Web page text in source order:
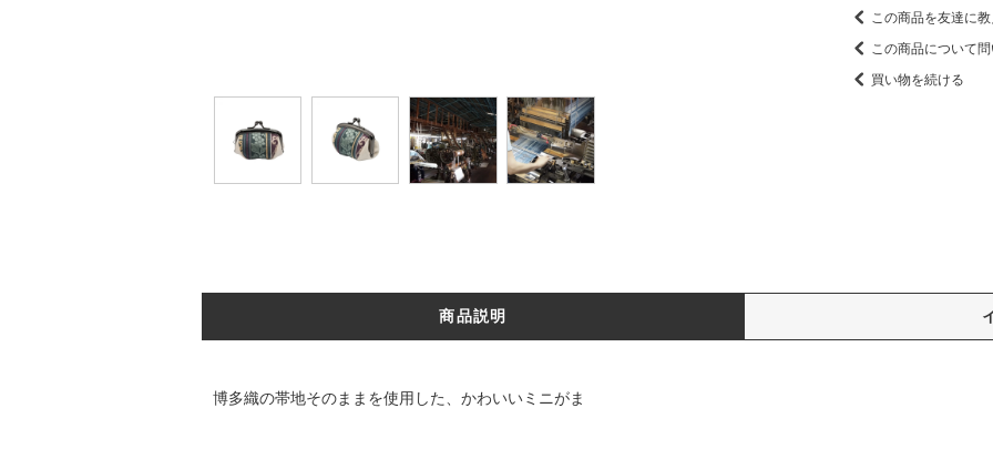
この商品を友達に
この商品について
買い物を続ける
商品説明
博多織の帯地そのままを使用した、かわいいミニがま